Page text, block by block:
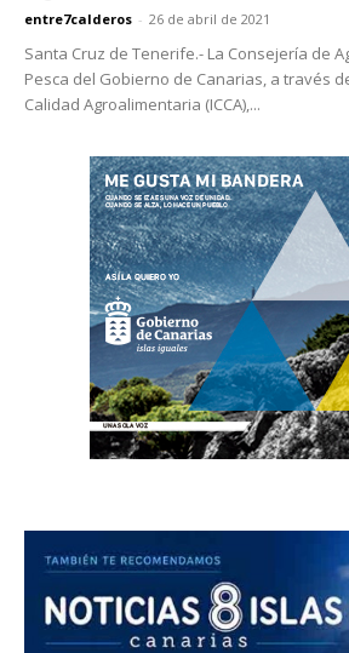
entre7calderos - 26 de abril de 2021
Santa Cruz de Tenerife.- La Consejería de
Pesca del Gobierno de Canarias, a través
Calidad Agroalimentaria (ICCA),...